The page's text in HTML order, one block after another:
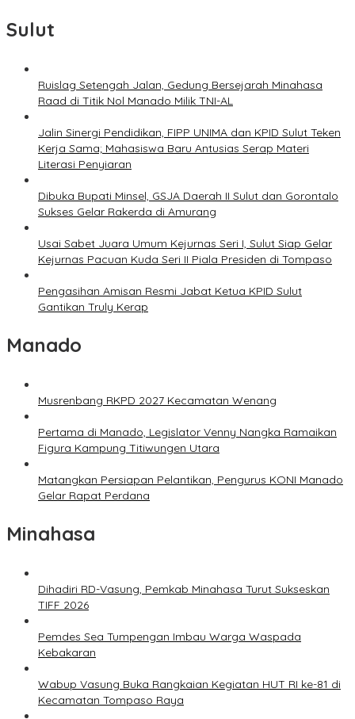
Sulut
Ruislag Setengah Jalan, Gedung Bersejarah Minahasa
Raad di Titik Nol Manado Milik TNI-AL
Jalin Sinergi Pendidikan, FIPP UNIMA dan KPID Sulut Teken
Kerja Sama; Mahasiswa Baru Antusias Serap Materi
Literasi Penyiaran
Dibuka Bupati Minsel, GSJA Daerah II Sulut dan Gorontalo
Sukses Gelar Rakerda di Amurang
Usai Sabet Juara Umum Kejurnas Seri I, Sulut Siap Gelar
Kejurnas Pacuan Kuda Seri II Piala Presiden di Tompaso
Pengasihan Amisan Resmi Jabat Ketua KPID Sulut
Gantikan Truly Kerap
Manado
Musrenbang RKPD 2027 Kecamatan Wenang
Pertama di Manado, Legislator Venny Nangka Ramaikan
Figura Kampung Titiwungen Utara
Matangkan Persiapan Pelantikan, Pengurus KONI Manado
Gelar Rapat Perdana
Minahasa
Dihadiri RD-Vasung, Pemkab Minahasa Turut Sukseskan
TIFF 2026
Pemdes Sea Tumpengan Imbau Warga Waspada
Kebakaran
Wabup Vasung Buka Rangkaian Kegiatan HUT RI ke-81 di
Kecamatan Tompaso Raya